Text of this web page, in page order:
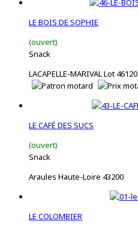
LE BOIS DE SOPHIE
(ouvert)
Snack
LACAPELLE-MARIVAL Lot 46120
LE CAFÉ DES SUCS
(ouvert)
Snack
Araules Haute-Loire 43200
LE COLOMBIER